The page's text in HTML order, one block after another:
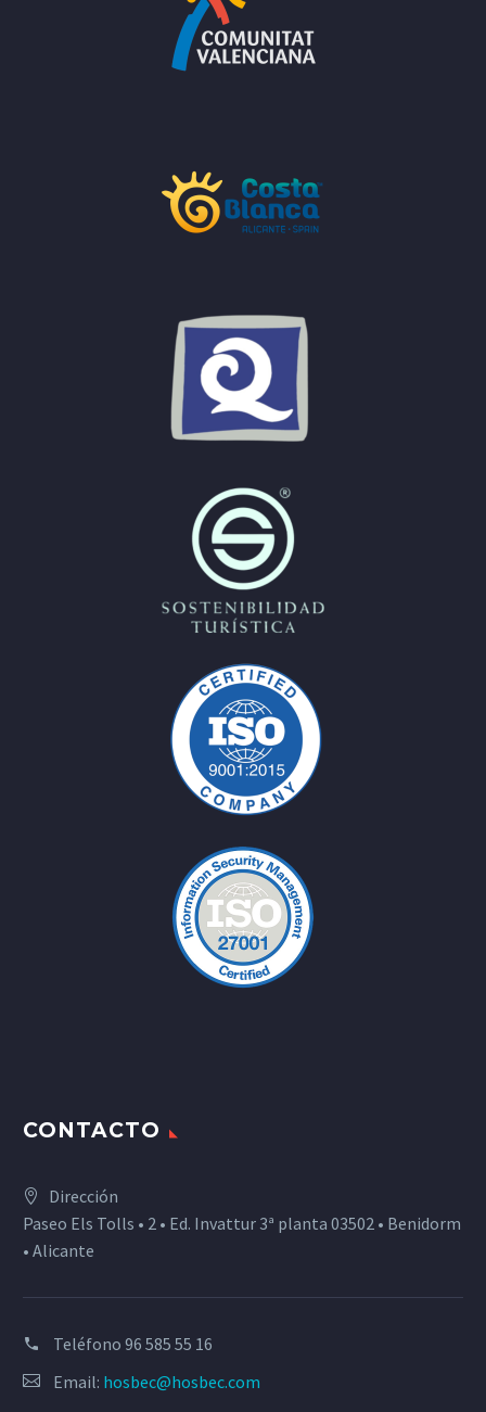
CONTACTO
Dirección
Paseo Els Tolls • 2 • Ed. Invattur 3ª planta 03502 • Benidorm
• Alicante
Teléfono 96 585 55 16
Email: hosbec@hosbec.com